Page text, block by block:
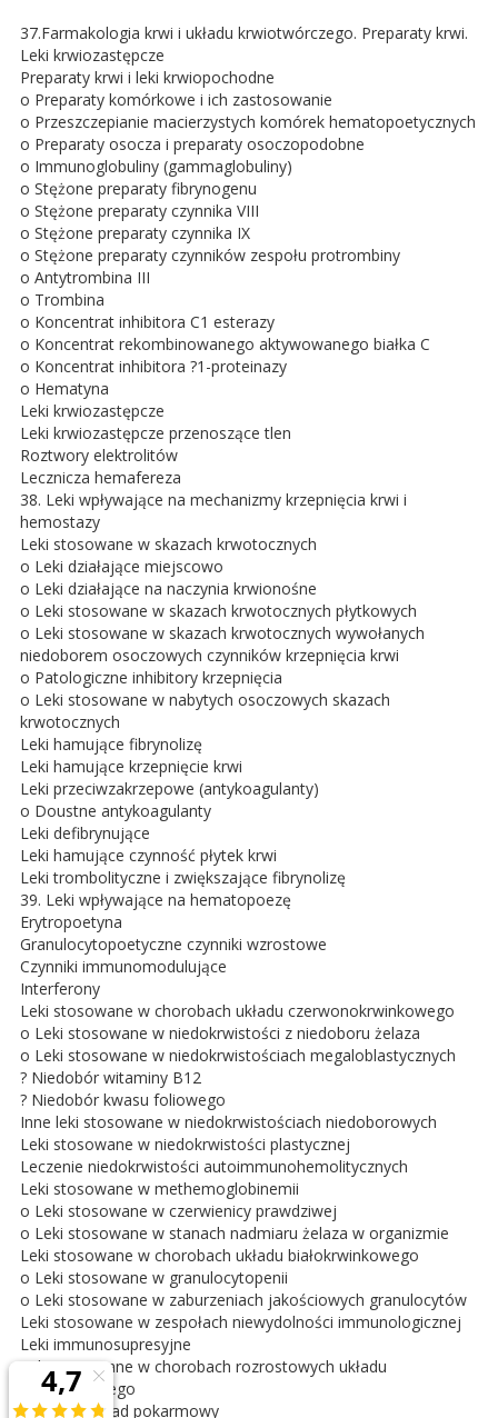
37.Farmakologia krwi i układu krwiotwórczego. Preparaty krwi.
Leki krwiozastępcze
Preparaty krwi i leki krwiopochodne
o Preparaty komórkowe i ich zastosowanie
o Przeszczepianie macierzystych komórek hematopoetycznych
o Preparaty osocza i preparaty osoczopodobne
o Immunoglobuliny (gammaglobuliny)
o Stężone preparaty fibrynogenu
o Stężone preparaty czynnika VIII
o Stężone preparaty czynnika IX
o Stężone preparaty czynników zespołu protrombiny
o Antytrombina III
o Trombina
o Koncentrat inhibitora C1 esterazy
o Koncentrat rekombinowanego aktywowanego białka C
o Koncentrat inhibitora ?1-proteinazy
o Hematyna
Leki krwiozastępcze
Leki krwiozastępcze przenoszące tlen
Roztwory elektrolitów
Lecznicza hemafereza
38. Leki wpływające na mechanizmy krzepnięcia krwi i
hemostazy
Leki stosowane w skazach krwotocznych
o Leki działające miejscowo
o Leki działające na naczynia krwionośne
o Leki stosowane w skazach krwotocznych płytkowych
o Leki stosowane w skazach krwotocznych wywołanych
niedoborem osoczowych czynników krzepnięcia krwi
o Patologiczne inhibitory krzepnięcia
o Leki stosowane w nabytych osoczowych skazach
krwotocznych
Leki hamujące fibrynolizę
Leki hamujące krzepnięcie krwi
Leki przeciwzakrzepowe (antykoagulanty)
o Doustne antykoagulanty
Leki defibrynujące
Leki hamujące czynność płytek krwi
Leki trombolityczne i zwiększające fibrynolizę
39. Leki wpływające na hematopoezę
Erytropoetyna
Granulocytopoetyczne czynniki wzrostowe
Czynniki immunomodulujące
Interferony
Leki stosowane w chorobach układu czerwonokrwinkowego
o Leki stosowane w niedokrwistości z niedoboru żelaza
o Leki stosowane w niedokrwistościach megaloblastycznych
? Niedobór witaminy B12
? Niedobór kwasu foliowego
Inne leki stosowane w niedokrwistościach niedoborowych
Leki stosowane w niedokrwistości plastycznej
Leczenie niedokrwistości autoimmunohemolitycznych
Leki stosowane w methemoglobinemii
o Leki stosowane w czerwienicy prawdziwej
o Leki stosowane w stanach nadmiaru żelaza w organizmie
Leki stosowane w chorobach układu białokrwinkowego
o Leki stosowane w granulocytopenii
o Leki stosowane w zaburzeniach jakościowych granulocytów
Leki stosowane w zespołach niewydolności immunologicznej
Leki immunosupresyjne
Leki stosowane w chorobach rozrostowych układu
krwiotwórczego
Część IX. Układ pokarmowy